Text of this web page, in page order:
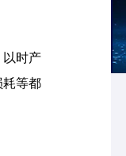
以时产
耗等都